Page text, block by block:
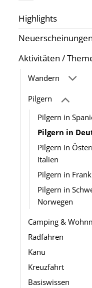
Highlights
Neuerscheinungen
Aktivitäten /
Wandern
Pilgern
Pilgern in
Pilgern in
Pilgern in
Italien
Pilgern in
Pilgern in
Norwegen
Camping &
Radfahren
Kanu
Kreuzfahrt
Basiswissen